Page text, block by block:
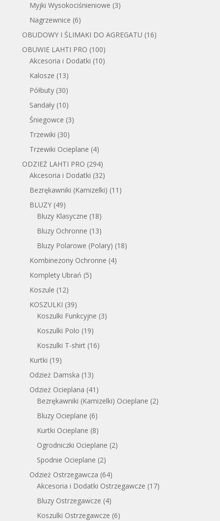
Myjki Wysokociśnieniowe (3)
Nagrzewnice (6)
OBUDOWY I ŚLIMAKI DO AGREGATU (16)
OBUWIE LAHTI PRO (100)
Akcesoria i Dodatki (10)
Kalosze (13)
Półbuty (30)
Sandały (10)
Śniegowce (3)
Trzewiki (30)
Trzewiki Ocieplane (4)
ODZIEŻ LAHTI PRO (294)
Akcesoria i Dodatki (32)
Bezrękawniki (Kamizelki) (11)
BLUZY (49)
Bluzy Klasyczne (18)
Bluzy Ochronne (13)
Bluzy Polarowe (Polary) (18)
Kombinezony Ochronne (4)
Komplety Ubrań (5)
Koszule (12)
KOSZULKI (39)
Koszulki Funkcyjne (3)
Koszulki Polo (19)
Koszulki T-shirt (16)
Kurtki (19)
Odzież Damska (13)
Odzież Ocieplana (41)
Bezrękawniki (Kamizelki) Ocieplane (2)
Bluzy Ocieplane (6)
Kurtki Ocieplane (8)
Ogrodniczki Ocieplane (2)
Spodnie Ocieplane (2)
Odzież Ostrzegawcza (64)
Akcesoria i Dodatki Ostrzegawcze (17)
Bluzy Ostrzegawcze (4)
Koszulki Ostrzegawcze (6)